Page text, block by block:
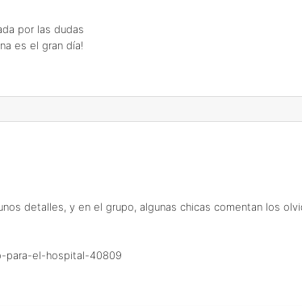
por las dudas
es el gran día!
detalles, y en el grupo, algunas chicas comentan los
para-el-hospital-40809